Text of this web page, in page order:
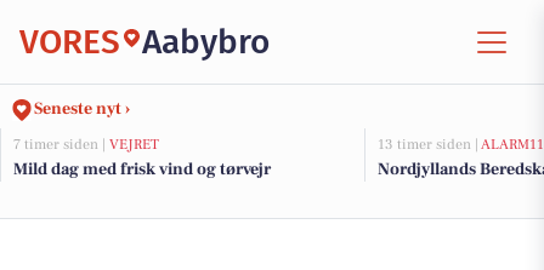
VORES Aabybro
Seneste nyt ›
7 timer siden | VEJRET
Mild dag med frisk vind og tørvejr
13 timer siden |
Nordjyllands